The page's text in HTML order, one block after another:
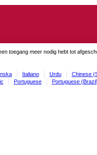
toegang meer nodig hebt tot
Italiano Urdu Chinese
Portuguese Portuguese